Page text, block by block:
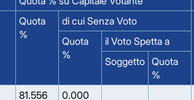
Quota
%
di cui Senza Voto
Quota
%
il Voto Spetta a
Soggetto Quota
%
81.556 0.000